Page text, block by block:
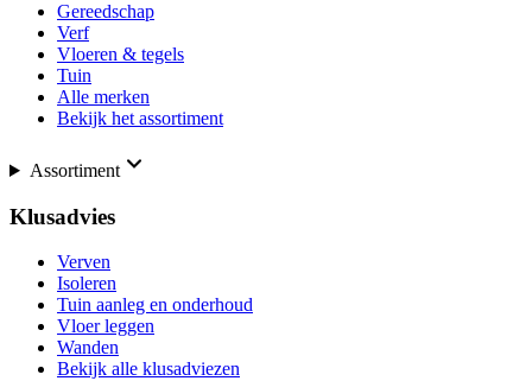
Gereedschap
Verf
Vloeren & tegels
Tuin
Alle merken
Bekijk het assortiment
Assortiment
Klusadvies
Verven
Isoleren
Tuin aanleg en onderhoud
Vloer leggen
Wanden
Bekijk alle klusadviezen